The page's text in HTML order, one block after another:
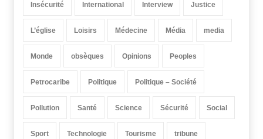
Insécurité International Interview Justice
L’église Loisirs Médecine Média media
Monde obsèques Opinions Peoples
Petrocaribe Politique Politique – Société
Pollution Santé Science Sécurité Social
Sport Technologie Tourisme tribune